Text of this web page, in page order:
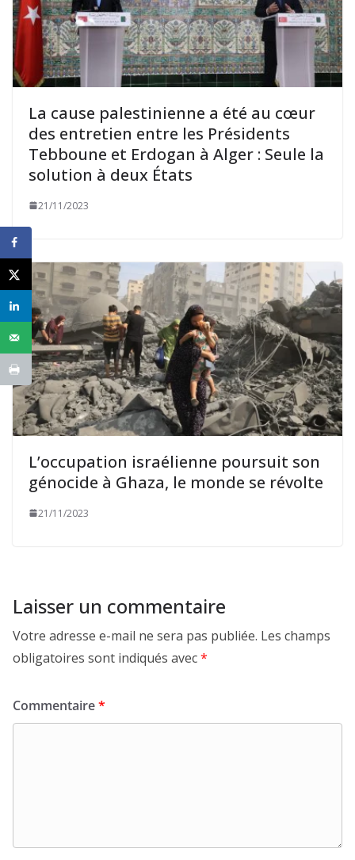
La cause palestinienne a été au cœur
des entretien entre les Présidents
Tebboune et Erdogan à Alger : Seule la
solution à deux États
21/11/2023
L’occupation israélienne poursuit son
génocide à Ghaza, le monde se révolte
21/11/2023
Laisser un commentaire
Votre adresse e-mail ne sera pas publiée. Les champs
obligatoires sont indiqués avec*
Commentaire*